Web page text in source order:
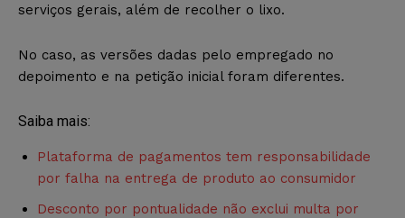
serviços gerais, além de recolher o lixo.
No caso, as versões dadas pelo empregado no
depoimento e na petição inicial foram diferentes.
Saiba mais:
Plataforma de pagamentos tem responsabilidade
por falha na entrega de produto ao consumidor
Desconto por pontualidade não exclui multa por